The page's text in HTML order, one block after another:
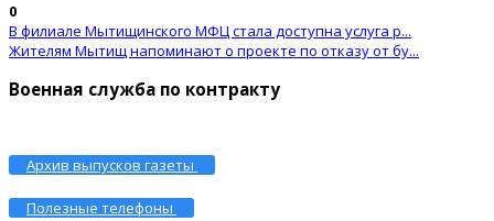
0
В филиале Мытищинского МФЦ стала доступна услуга р...
Жителям Мытищ напоминают о проекте по отказу от бу...
Военная служба по контракту
Архив выпусков газеты
Полезные телефоны